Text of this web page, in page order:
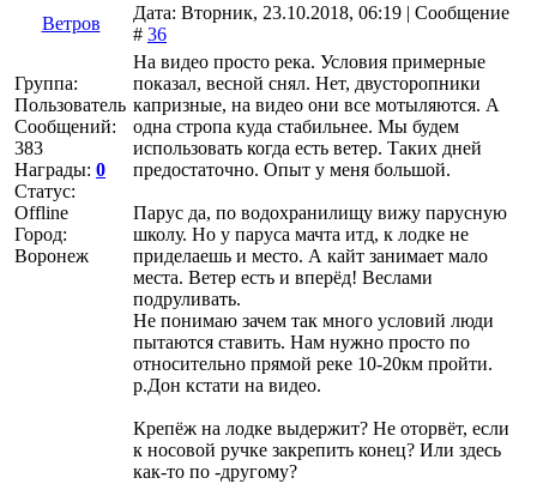
Ветров
Дата: Вторник, 23.10.2018, 06:19 | Сообщение
# 36
Группа:
Пользователь
Сообщений:
383
Награды: 0
Статус:
Offline
Город:
Воронеж
На видео просто река. Условия примерные
показал, весной снял. Нет, двусторопники
капризные, на видео они все мотыляются. А
одна стропа куда стабильнее. Мы будем
использовать когда есть ветер. Таких дней
предостаточно. Опыт у меня большой.
Парус да, по водохранилищу вижу парусную
школу. Но у паруса мачта итд, к лодке не
приделаешь и место. А кайт занимает мало
места. Ветер есть и вперёд! Веслами
подруливать.
Не понимаю зачем так много условий люди
пытаются ставить. Нам нужно просто по
относительно прямой реке 10-20км пройти.
р.Дон кстати на видео.
Крепёж на лодке выдержит? Не оторвёт, если
к носовой ручке закрепить конец? Или здесь
как-то по -другому?